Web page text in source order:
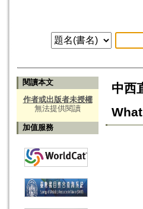
閱讀本文
作者或出版者未授權
無法提供閱讀
加值服務
中西